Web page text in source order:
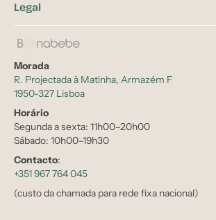
Legal
Morada
R. Projectada à Matinha, Armazém F
1950-327 Lisboa
Horário
Segunda a sexta: 11h00–20h00
Sábado: 10h00–19h30
Contacto:
+351 967 764 045
(custo da chamada para rede fixa nacional)